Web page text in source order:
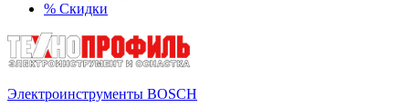
% Скидки
Электроинструменты BOSCH